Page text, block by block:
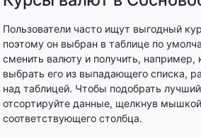
Пользователи часто ищут выгодный
поэтому он выбран в таблице по
сменить валюту и получить, например,
выбрать его из выпадающего списка,
над таблицей. Чтобы подобрать
отсортируйте данные, щелкнув
соответствующего столбца.